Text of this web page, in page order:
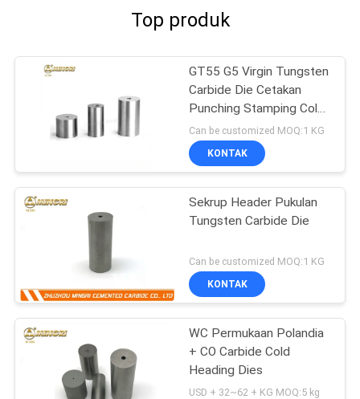
Top produk
GT55 G5 Virgin Tungsten
Carbide Die Cetakan
Punching Stamping Cold
Heading Die
Can be customized MOQ:1 KG
KONTAK
Sekrup Header Pukulan
Tungsten Carbide Die
Can be customized MOQ:1 KG
KONTAK
WC Permukaan Polandia
+ CO Carbide Cold
Heading Dies
USD + 32~62 + KG MOQ:5 kg